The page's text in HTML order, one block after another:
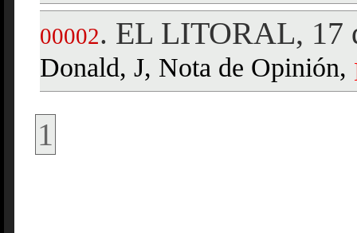
00002. EL LITORAL, 17
Donald, J, Nota de Opinión,
1